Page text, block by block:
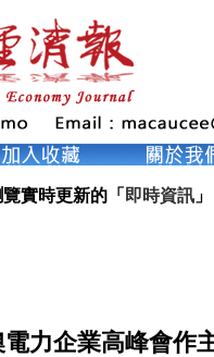
實時更新的「 即時資訊 」
力企業高峰會作